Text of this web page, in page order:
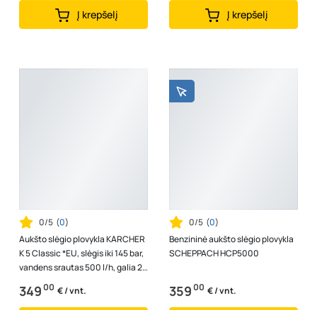
Į krepšelį Į krepšelį
0/5 (0)
Aukšto slėgio plovykla KARCHER
K 5 Classic *EU, slėgis iki 145 bar,
vandens srautas 500 l/h, galia 2,1
34900 € / vnt.
0/5 (0)
Benzininė aukšto slėgio plovykla
SCHEPPACH HCP5000
35900 € / vnt.